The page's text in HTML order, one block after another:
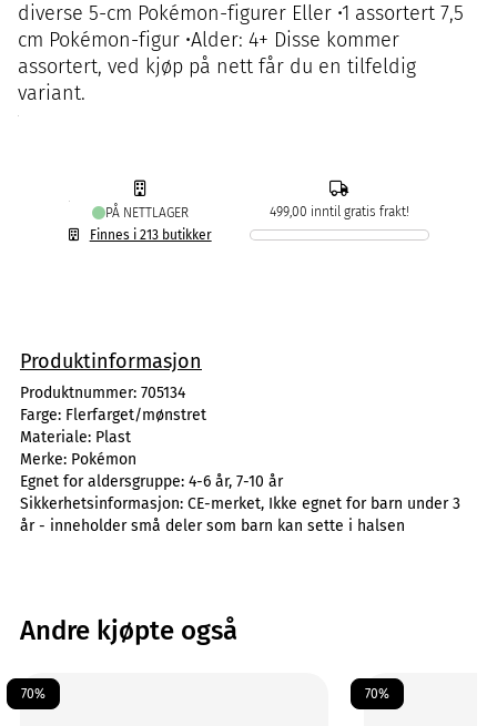
diverse 5-cm Pokémon-figurer Eller •1 assortert 7,5
cm Pokémon-figur •Alder: 4+ Disse kommer
assortert, ved kjøp på nett får du en tilfeldig
variant.
PÅ NETTLAGER
Finnes i 213 butikker
499,00 inntil gratis frakt!
Produktinformasjon
Produktnummer: 705134
Farge: Flerfarget/mønstret
Materiale: Plast
Merke: Pokémon
Egnet for aldersgruppe: 4-6 år, 7-10 år
Sikkerhetsinformasjon: CE-merket, Ikke egnet for barn under 3
år - inneholder små deler som barn kan sette i halsen
Andre kjøpte også
70% 70%